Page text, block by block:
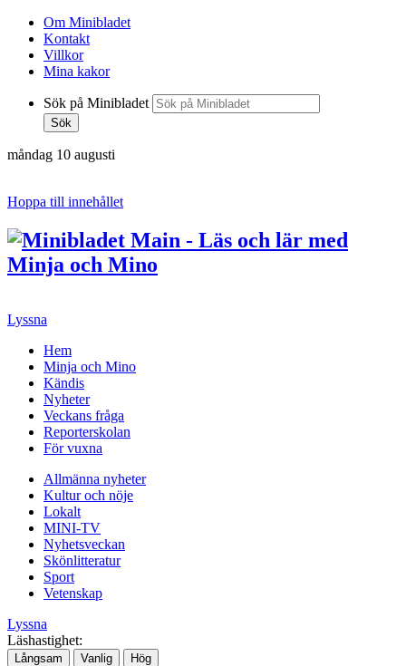
Om Minibladet
Kontakt
Villkor
Mina kakor
Sök på Minibladet
Sök
måndag 10 augusti
Hoppa till innehållet
Lyssna
Hem
Minja och Mino
Kändis
Nyheter
Veckans fråga
Reporterskolan
För vuxna
Allmänna nyheter
Kultur och nöje
Lokalt
MINI-TV
Nyhetsveckan
Skönlitteratur
Sport
Vetenskap
Lyssna
Läshastighet:
Långsam Vanlig Hög